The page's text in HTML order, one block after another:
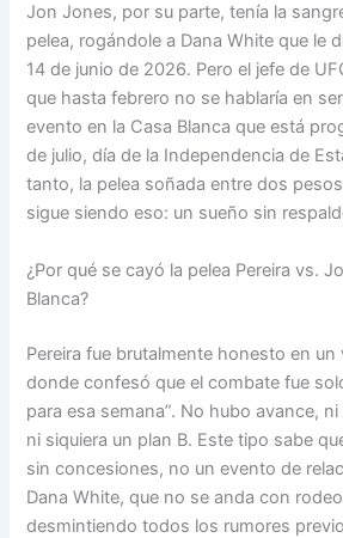
Jon Jones, por su parte, tenía la
pelea, rogándole a Dana White que le
14 de junio de 2026. Pero el jefe de
que hasta febrero no se hablaría en
evento en la Casa Blanca que está
de julio, día de la Independencia de
tanto, la pelea soñada entre dos
sigue siendo eso: un sueño sin
¿Por qué se cayó la pelea Pereira vs.
Blanca?
Pereira fue brutalmente honesto en
donde confesó que el combate fue
para esa semana”. No hubo avance,
ni siquiera un plan B. Este tipo sabe
sin concesiones, no un evento de
Dana White, que no se anda con
desmintiendo todos los rumores